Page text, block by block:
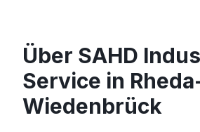
Über SAHD
Service in
Wiedenbrück